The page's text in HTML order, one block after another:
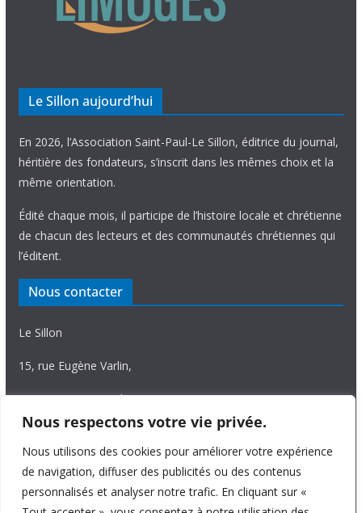
Nous respectons votre vie privée.
Nous utilisons des cookies pour améliorer votre expérience
de navigation, diffuser des publicités ou des contenus
personnalisés et analyser notre trafic. En cliquant sur «
Le Sillon aujourd’hui
En 2026, l’Association Saint-Paul-Le Sillon, éditrice du journal,
héritière des fondateurs, s’inscrit dans les mêmes choix et la
même orientation.
Édité chaque mois, il participe de l’histoire locale et chrétienne
de chacun des lecteurs et des communautés chrétiennes qui
l’éditent.
Nous contacter
Le Sillon
15, rue Eugène Varlin,
87036 Limoges Cedex.
Tél. 05 55 06 14 15
Nous écrire